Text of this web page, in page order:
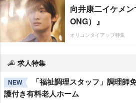
向井康二イケメ
ONG）』
オリコンタイアップ特集
求人特集
NEW
「福祉調理スタッフ」調理師
護付き有料老人ホーム